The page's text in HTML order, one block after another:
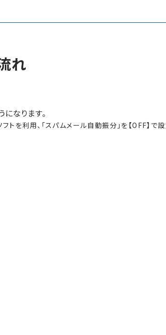
れ
なります。
を利用、「スパムメール自動振分」を【OFF】で